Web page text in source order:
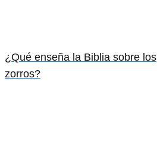
¿Qué enseña la Biblia sobre los
zorros?